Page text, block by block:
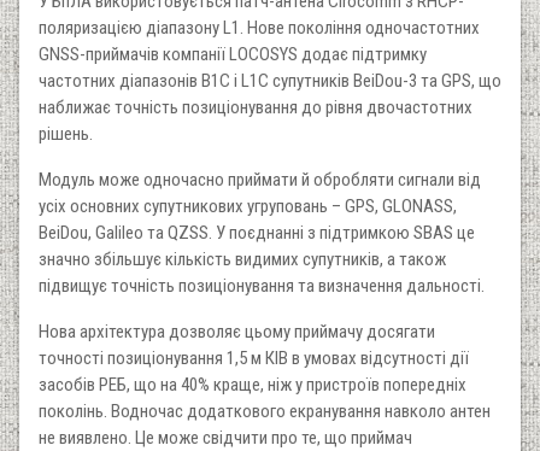
поляризацією діапазону L1. Нове покоління одночастотних
GNSS-приймачів компанії LOCOSYS додає підтримку
частотних діапазонів B1C і L1C супутників BeiDou-3 та GPS, що
наближає точність позиціонування до рівня двочастотних
рішень.
Модуль може одночасно приймати й обробляти сигнали від
усіх основних супутникових угруповань – GPS, GLONASS,
BeiDou, Galileo та QZSS. У поєднанні з підтримкою SBAS це
значно збільшує кількість видимих супутників, а також
підвищує точність позиціонування та визначення дальності.
Нова архітектура дозволяє цьому приймачу досягати
точності позиціонування 1,5 м КІВ в умовах відсутності дії
засобів РЕБ, що на 40% краще, ніж у пристроїв попередніх
поколінь. Водночас додаткового екранування навколо антен
не виявлено. Це може свідчити про те, що приймач